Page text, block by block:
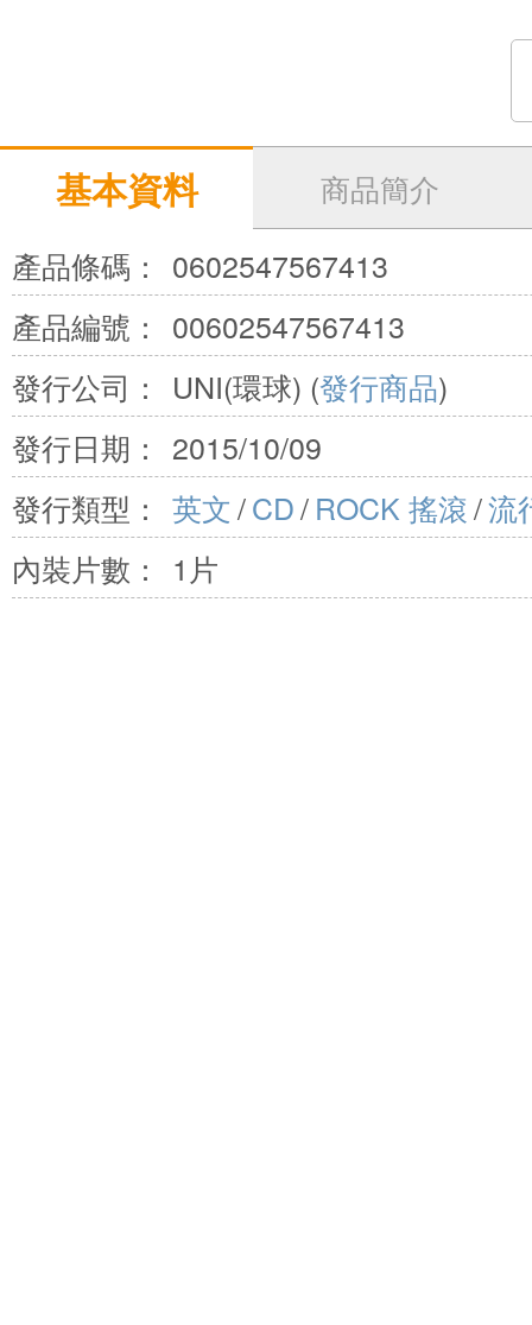
基本資料
商品簡介
產品條碼：
0602547567413
產品編號：
00602547567413
發行公司：
UNI(環球) (發行商品)
發行日期：
2015/10/09
發行類型： 英文/CD/ROCK 搖滾/流
內裝片數：
1片